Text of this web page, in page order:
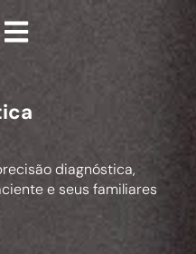
diagnóstica,
e seus familiares